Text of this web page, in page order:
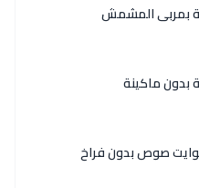
بمربى المشمش
بدون ماكينة
صوص بدون فراخ